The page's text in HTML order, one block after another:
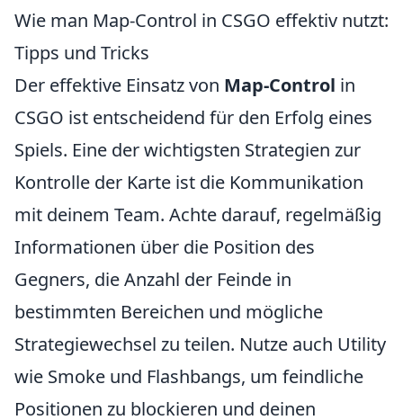
Wie man Map-Control in CSGO effektiv nutzt:
Tipps und Tricks
Der effektive Einsatz von Map-Control in
CSGO ist entscheidend für den Erfolg eines
Spiels. Eine der wichtigsten Strategien zur
Kontrolle der Karte ist die Kommunikation
mit deinem Team. Achte darauf, regelmäßig
Informationen über die Position des
Gegners, die Anzahl der Feinde in
bestimmten Bereichen und mögliche
Strategiewechsel zu teilen. Nutze auch Utility
wie Smoke und Flashbangs, um feindliche
Positionen zu blockieren und deinen